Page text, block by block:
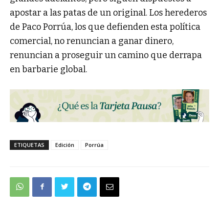
apostar a las patas de un original. Los herederos
de Paco Porrúa, los que defienden esta política
comercial, no renuncian a ganar dinero,
renuncian a proseguir un camino que derrapa
en barbarie global.
ETIQUETAS Edición Porrúa